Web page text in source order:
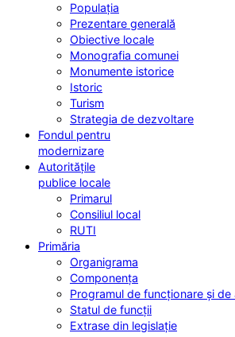
Populația
Prezentare generală
Obiective locale
Monografia comunei
Monumente istorice
Istoric
Turism
Strategia de dezvoltare
Fondul pentru
modernizare
Autoritățile
publice locale
Primarul
Consiliul local
RUTI
Primăria
Organigrama
Componența
Programul de funcționare și de
Statul de funcții
Extrase din legislație